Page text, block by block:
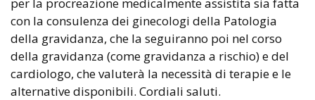
con la consulenza dei ginecologi della Patologia
della gravidanza, che la seguiranno poi nel corso
della gravidanza (come gravidanza a rischio) e del
cardiologo, che valuterà la necessità di terapie e le
alternative disponibili. Cordiali saluti.